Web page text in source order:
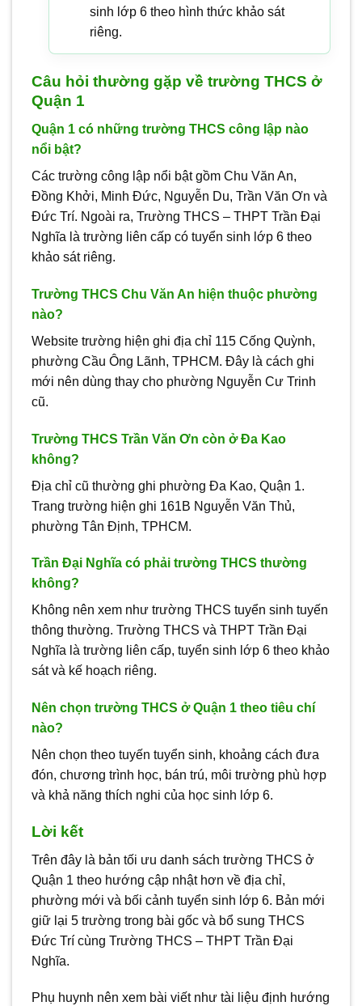
sinh lớp 6 theo hình thức khảo sát
riêng.
Câu hỏi thường gặp về trường THCS ở
Quận 1
Quận 1 có những trường THCS công lập nào
nổi bật?
Các trường công lập nổi bật gồm Chu Văn An,
Đồng Khởi, Minh Đức, Nguyễn Du, Trần Văn Ơn và
Đức Trí. Ngoài ra, Trường THCS – THPT Trần Đại
Nghĩa là trường liên cấp có tuyển sinh lớp 6 theo
khảo sát riêng.
Trường THCS Chu Văn An hiện thuộc phường
nào?
Website trường hiện ghi địa chỉ 115 Cống Quỳnh,
phường Cầu Ông Lãnh, TPHCM. Đây là cách ghi
mới nên dùng thay cho phường Nguyễn Cư Trinh
cũ.
Trường THCS Trần Văn Ơn còn ở Đa Kao
không?
Địa chỉ cũ thường ghi phường Đa Kao, Quận 1.
Trang trường hiện ghi 161B Nguyễn Văn Thủ,
phường Tân Định, TPHCM.
Trần Đại Nghĩa có phải trường THCS thường
không?
Không nên xem như trường THCS tuyển sinh tuyến
thông thường. Trường THCS và THPT Trần Đại
Nghĩa là trường liên cấp, tuyển sinh lớp 6 theo khảo
sát và kế hoạch riêng.
Nên chọn trường THCS ở Quận 1 theo tiêu chí
nào?
Nên chọn theo tuyến tuyển sinh, khoảng cách đưa
đón, chương trình học, bán trú, môi trường phù hợp
và khả năng thích nghi của học sinh lớp 6.
Lời kết
Trên đây là bản tối ưu danh sách trường THCS ở
Quận 1 theo hướng cập nhật hơn về địa chỉ,
phường mới và bối cảnh tuyển sinh lớp 6. Bản mới
giữ lại 5 trường trong bài gốc và bổ sung THCS
Đức Trí cùng Trường THCS – THPT Trần Đại
Nghĩa.
Phụ huynh nên xem bài viết như tài liệu định hướng